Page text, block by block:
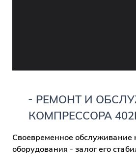
- РЕМОНТ И
КОМПРЕССОРА
Своевременное обслуживание
оборудования - залог его